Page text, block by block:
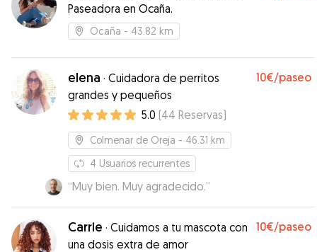
Paseadora en Ocaña.
Ocaña - 43.82 km
elena · Cuidadora de perritos
grandes y pequeños
10€/paseo
5.0 (44 Reservas)
Colmenar de Oreja - 46.31 km
4 Usuarios recurrentes
“Muy bien. Muy agradecido.”
Carrie · Cuidamos a tu mascota con
una dosis extra de amor
10€/paseo